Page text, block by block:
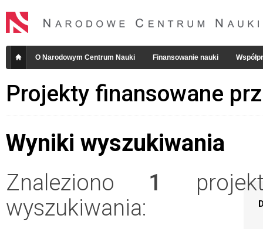
O Narodowym Centrum Nauki Finansowanie nauki
Projekty finansowane
Wyniki wyszukiwania
Znaleziono 1
wyszukiwania: